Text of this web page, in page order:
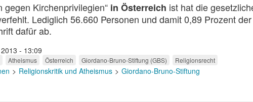
gegen Kirchenprivilegien“ in Österreich ist hat die
Lediglich 56.660 Personen und damit 0,89 Prozent
dafür ab.
- 13:09
Atheismus Österreich Giordano-Bruno-Stiftung (GBS) Religionsrecht
Religionskritik und Atheismus Giordano-Bruno-Stiftung